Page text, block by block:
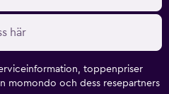
toppenpriser
momondo och dess resepartners